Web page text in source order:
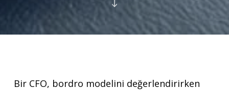
Bir CFO, bordro modelini değerlendirirken